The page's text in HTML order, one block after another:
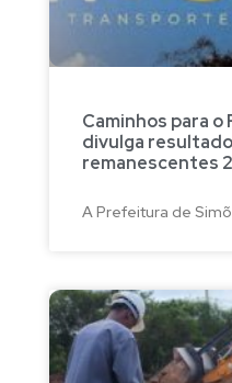
Caminhos para
divulga
remanescentes
A Prefeitura de